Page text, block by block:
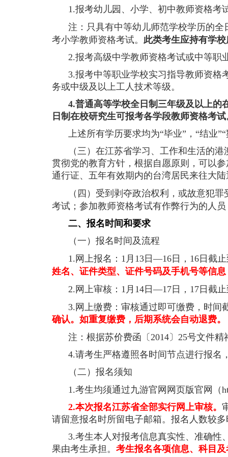
1.报考幼儿园、小学、初中教师资格考
注：只具有中等幼儿师范学校学历的
考小学教师资格考试。 此类考生应持有学
2.报考高级中学教师资格考试或中等职
3.报考中等职业学校实习指导教师资格
务或中级及以上工人技术等级。
4.普通高等学校全日制三年级及以上的
日制在校研究生可报考各学段教师资格考试
上述所有学历要求均为“毕业”，“结业
（三）在江苏省学习、工作和生活的
贯彻党的教育方针，根据自愿原则，可以
通行证、五年有效期内的台湾居民来往大
（四）受到剥夺政治权利，或故意犯
考试；参加教师资格考试有作弊行为的人员
二、报名时间和要求
（一）报名时间及流程
1. 网上报名： 1月 13日—16日， 16日截
姓名、证件类型、证件号码及手机号等信
2. 网上审核： 1月 14日—17日， 17日截
3. 网上缴费：审核通过即可缴费，时间
确认。如重复缴费，后期系统会自动退费。
注：根据苏价费函〔 2014〕 25号文件精
4.请考生严格遵照各时间节点进行报名
（二）报名须知
1.考生均须通过九游官网网页版官网（
2.本次报名江苏省全部实行网上审核。
请留意报名时所留电子邮箱。报名人数较
3.考生本人对报考信息真实性、准确性
果由考生承担。 考生报名各项信息、科目